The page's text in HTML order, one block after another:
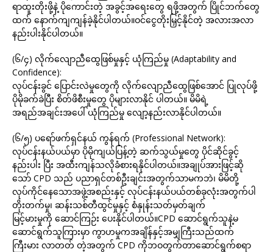
ရာထူးတိုးဖို့နဲ့ ပိုကောင်းတဲ့ အခွင့်အရေးတွေ ရဖို့အတွက် ပြိုင်ဘက်တွေ
ထက် နောက်ကျကျန်ခဲ့နိုင်ပါတယ်။ဝင်ငွေတိုးမြှင့်နိုင်တဲ့ အလားအလာ
နည်းပါးနိုင်ပါတယ်။
(၆/၄) လိုက်လျောညီထွေဖြစ်မှုနှင့် ယုံကြည်မှု (Adaptability and
Confidence):
လုပ်ငန်းခွင် ပြောင်းလဲမှုတွေကို လိုက်လျောညီထွေဖြစ်အောင် ပြုလုပ်ဖို့
ပိုမိုခက်ခဲပြီး စိတ်ဖိစီးမှုတွေ ပိုများလာနိုင် ပါတယ်။ မိမိရဲ့
အရည်အချင်းအပေါ် ယုံကြည်မှု လျော့နည်းလာနိုင်ပါတယ်။
(၆/၅) ပရော်ဖက်ရှင်နယ် ကွန်ရက် (Professional Network):
လုပ်ငန်းနယ်ပယ်မှာ ပိုမိုကျယ်ပြန့်တဲ့ ဆက်သွယ်မှုတွေ ပိုင်ဆိုင်ခွင့်
နည်းပါး ပြီး အထီးကျန်သလိုခံစားရနိုင်ပါတယ်။အချုပ်အားဖြင့်ဆို
သော် CPD သည် ပညာရှင်တစ်ဦးချင်းအတွက်သာမကဘဲ၊ မိမိတို့
လုပ်ကိုင်နေသောအဖွဲ့အစည်းနှင့် လုပ်ငန်းနယ်ပယ်တစ်ခုလုံးအတွက်ပါ
တိုးတက်မှု၊ ဆန်းသစ်တီထွင်မှုနှင့် စံနှုန်းသတ်မှတ်ချက်
မြင့်မားမှုကို ဆောင်ကြဉ်း ပေးနိုင်ပါတယ်။CPD ဆောင်ရွက်သူနဲ့မ
ဆောင်ရွက်သူကြားမှာ ကွာဟမှုကအချိန်နှင့်အမျှကြီးသည်ထက်
ကြီးမား လာတတ် တဲ့အတွက် CPD ကိုဘဝတွက်တာဆောင်ရွက်စရာ